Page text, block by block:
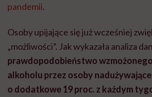
pandemii.
Osoby upijające się już wcześniej
„możliwości”. Jak wykazała analiza
prawdopodobieństwo
alkoholu przez osoby
o dodatkowe 19 proc. z każdym